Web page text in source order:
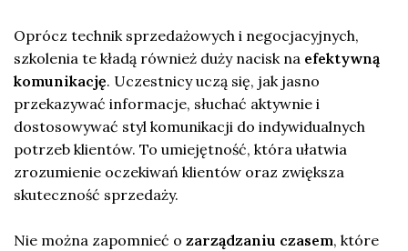
Oprócz technik sprzedażowych i negocjacyjnych,
szkolenia te kładą również duży nacisk na efektywną
komunikację. Uczestnicy uczą się, jak jasno
przekazywać informacje, słuchać aktywnie i
dostosowywać styl komunikacji do indywidualnych
potrzeb klientów. To umiejętność, która ułatwia
zrozumienie oczekiwań klientów oraz zwiększa
skuteczność sprzedaży.
Nie można zapomnieć o zarządzaniu czasem, które